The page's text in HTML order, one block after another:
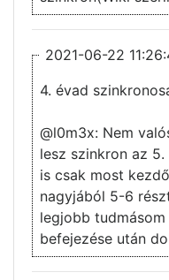
2021-06-22
4. évad
@l0m3x: Nem
lesz szinkron az
is csak most
nagyjából 5-6
legjobb
befejezése után